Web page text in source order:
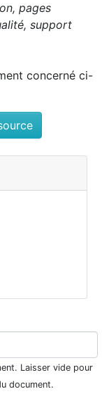
pages
support
concerné ci-
Laisser vide pour
document.